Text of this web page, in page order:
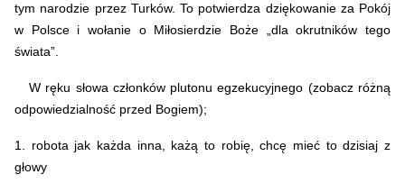
tym narodzie przez Turków. To potwierdza dziękowanie za Pokój
w Polsce i wołanie o Miłosierdzie Boże „dla okrutników tego
świata”.
W ręku słowa członków plutonu egzekucyjnego (zobacz różną
odpowiedzialność przed Bogiem);
1. robota jak każda inna, każą to robię, chcę mieć to dzisiaj z
głowy